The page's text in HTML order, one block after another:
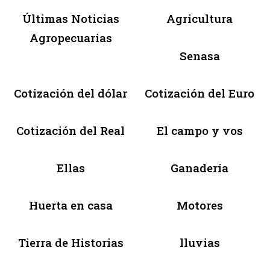
Últimas Noticias
Agropecuarias
Agricultura
Senasa
Cotización del dólar Cotización del Euro
Cotización del Real El campo y vos
Ellas Ganadería
Huerta en casa Motores
Tierra de Historias lluvias